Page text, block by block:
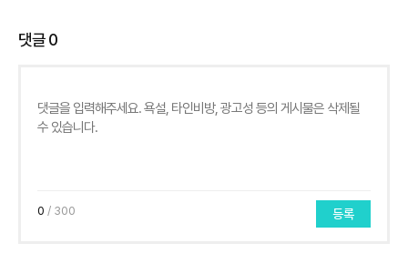
댓글0
0 / 300 등록